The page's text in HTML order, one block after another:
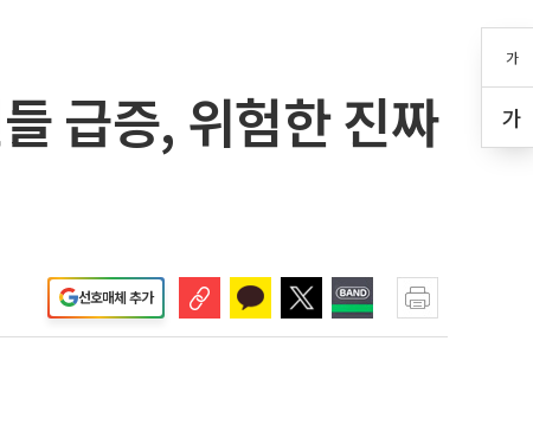
가
가
급증, 위험한 진짜
선호매체 추가